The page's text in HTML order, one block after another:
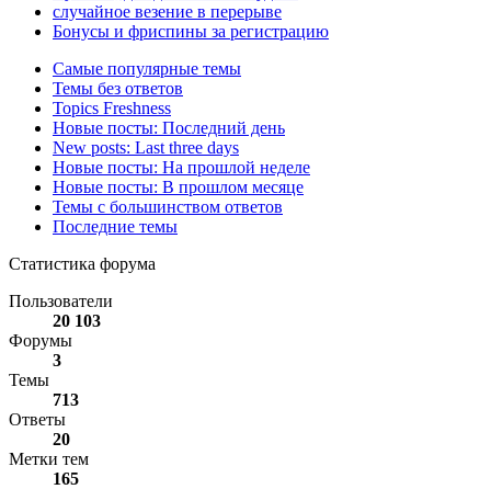
случайное везение в перерыве
Бонусы и фриспины за регистрацию
Самые популярные темы
Темы без ответов
Topics Freshness
Новые посты: Последний день
New posts: Last three days
Новые посты: На прошлой неделе
Новые посты: В прошлом месяце
Темы с большинством ответов
Последние темы
Статистика форума
Пользователи
20 103
Форумы
3
Темы
713
Ответы
20
Метки тем
165